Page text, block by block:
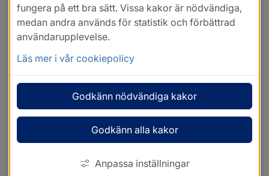
fungera på ett bra sätt. Vissa kakor är nödvändiga,
medan andra används för statistik och förbättrad
användarupplevelse.
Läs mer i vår cookiepolicy
Godkänn nödvändiga kakor
Godkänn alla kakor
Anpassa inställningar